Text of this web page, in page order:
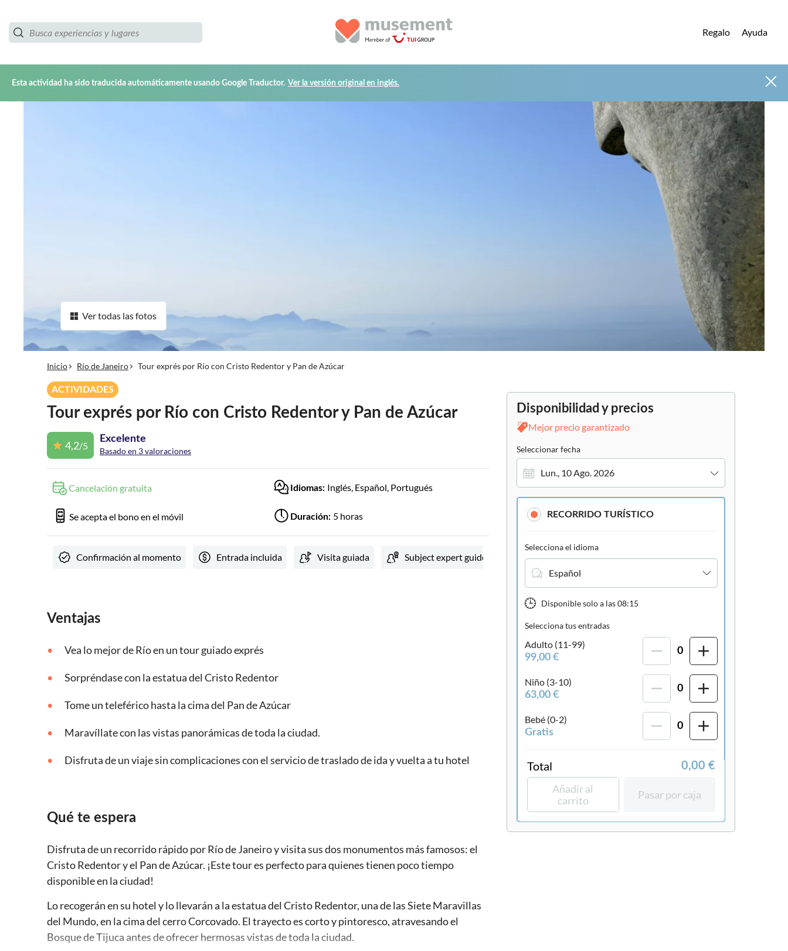
Regalo Ayuda
Esta actividad ha sido traducida automáticamente usando Google Traductor. Ver la versión original en inglés.
Ver todas las fotos
Inicio Río de Janeiro Tour exprés por Río con Cristo Redentor y Pan de Azúcar
ACTIVIDADES
Tour exprés por Río con Cristo Redentor y Pan de Azúcar
4,2/5
Excelente
Basado en 3 valoraciones
Cancelación gratuita Idiomas: Inglés, Español, Portugués
Se acepta el bono en el móvil Duración: 5 horas
Confirmación al momento Entrada incluida Visita guiada Subject expert guide Bono electrónico Grupo estándar
Ventajas
Vea lo mejor de Río en un tour guiado exprés
Sorpréndase con la estatua del Cristo Redentor
Tome un teleférico hasta la cima del Pan de Azúcar
Maravíllate con las vistas panorámicas de toda la ciudad.
Disfruta de un viaje sin complicaciones con el servicio de traslado de ida y vuelta a tu hotel
Qué te espera
Disfruta de un recorrido rápido por Río de Janeiro y visita sus dos monumentos más famosos: el
Cristo Redentor y el Pan de Azúcar. ¡Este tour es perfecto para quienes tienen poco tiempo
disponible en la ciudad!
Lo recogerán en su hotel y lo llevarán a la estatua del Cristo Redentor, una de las Siete Maravillas
del Mundo, en la cima del cerro Corcovado. El trayecto es corto y pintoresco, atravesando el
Bosque de Tijuca antes de ofrecer hermosas vistas de toda la ciudad.
Disponibilidad y precios
Mejor precio garantizado
Seleccionar fecha
Lun., 10 Ago. 2026
RECORRIDO TURÍSTICO
Selecciona el idioma
Español
Disponible solo a las08:15
Selecciona tus entradas
Adulto (11-99)
99,00 €
0
Niño (3-10)
63,00 €
0
Bebé (0-2)
Gratis
0
Total 0,00 €
Añadir al
carrito
Pasar por caja